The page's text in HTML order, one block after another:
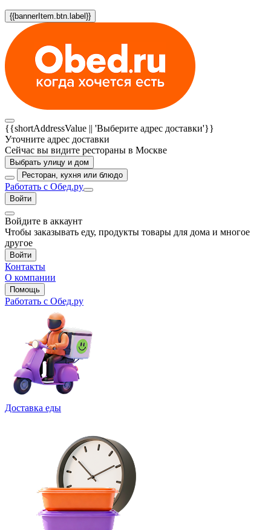
{{bannerItem.btn.label}}
{{shortAddressValue || 'Выберите адрес доставки'}}
Уточните адрес доставки
Сейчас вы видите рестораны в Москве
Выбрать улицу и дом
Ресторан, кухня или блюдо
Работать с Обед.ру
Войти
Войдите в аккаунт
Чтобы заказывать еду, продукты товары для дома и многое
другое
Войти
Контакты
О компании
Помощь
Работать с Обед.ру
Доставка еды